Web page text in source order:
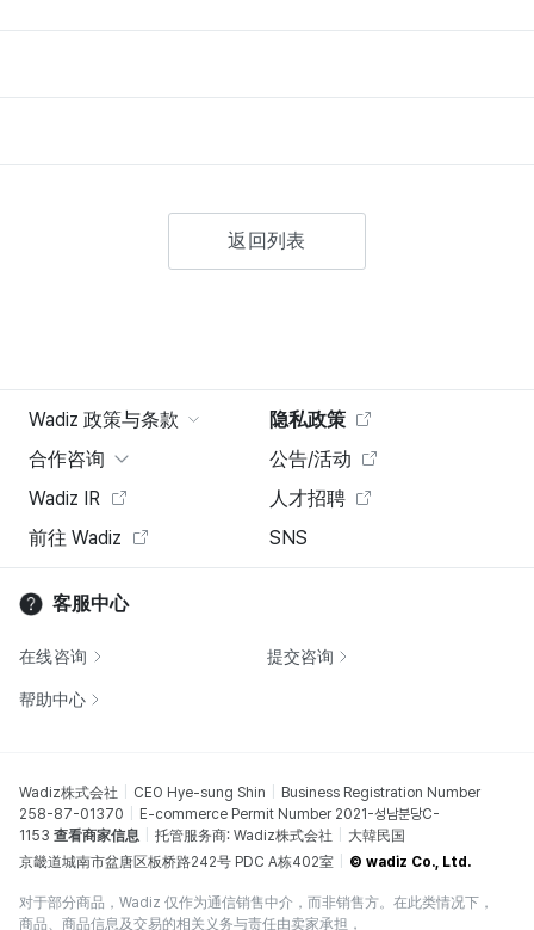
返回列表
Wadiz 政策与条款
隐私政策
合作咨询
公告/活动
Wadiz IR
人才招聘
前往 Wadiz
SNS
客服中心
在线咨询 提交咨询
帮助中心
Wadiz株式会社 CEO Hye-sung Shin
Business Registration Number
258-87-01370
E-commerce Permit Number 2021-성남분당C-
1153 查看商家信息 托管服务商: Wadiz株式会社
大韓民国
京畿道城南市盆唐区板桥路242号 PDC A栋402室
© wadiz Co., Ltd.
对于部分商品，Wadiz 仅作为通信销售中介，而非销售方。在此类情况下，
商品、商品信息及交易的相关义务与责任由卖家承担，